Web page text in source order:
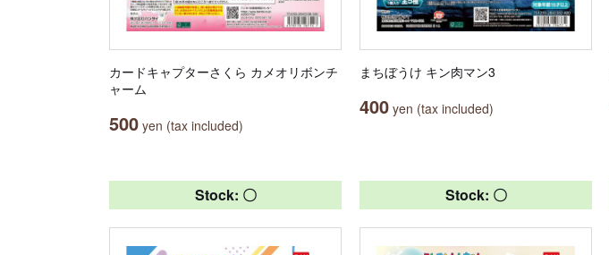
カードキャプターさくら カメオリボンチ
ャーム
500 yen (tax included)
まちぼうけ キン肉マン3
400 yen (tax included)
Stock: 〇 Stock: 〇